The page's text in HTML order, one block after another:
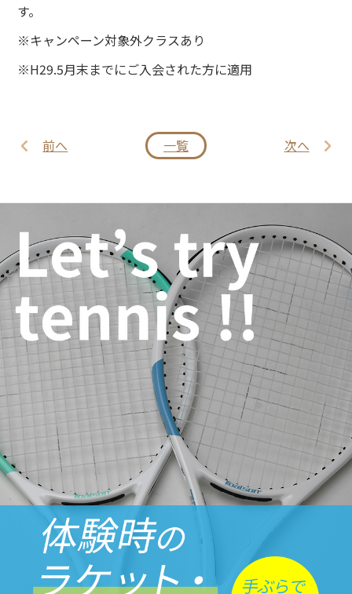
す。
※キャンペーン対象外クラスあり
※H29.5月末までにご入会された方に適用
前へ 一覧 次へ